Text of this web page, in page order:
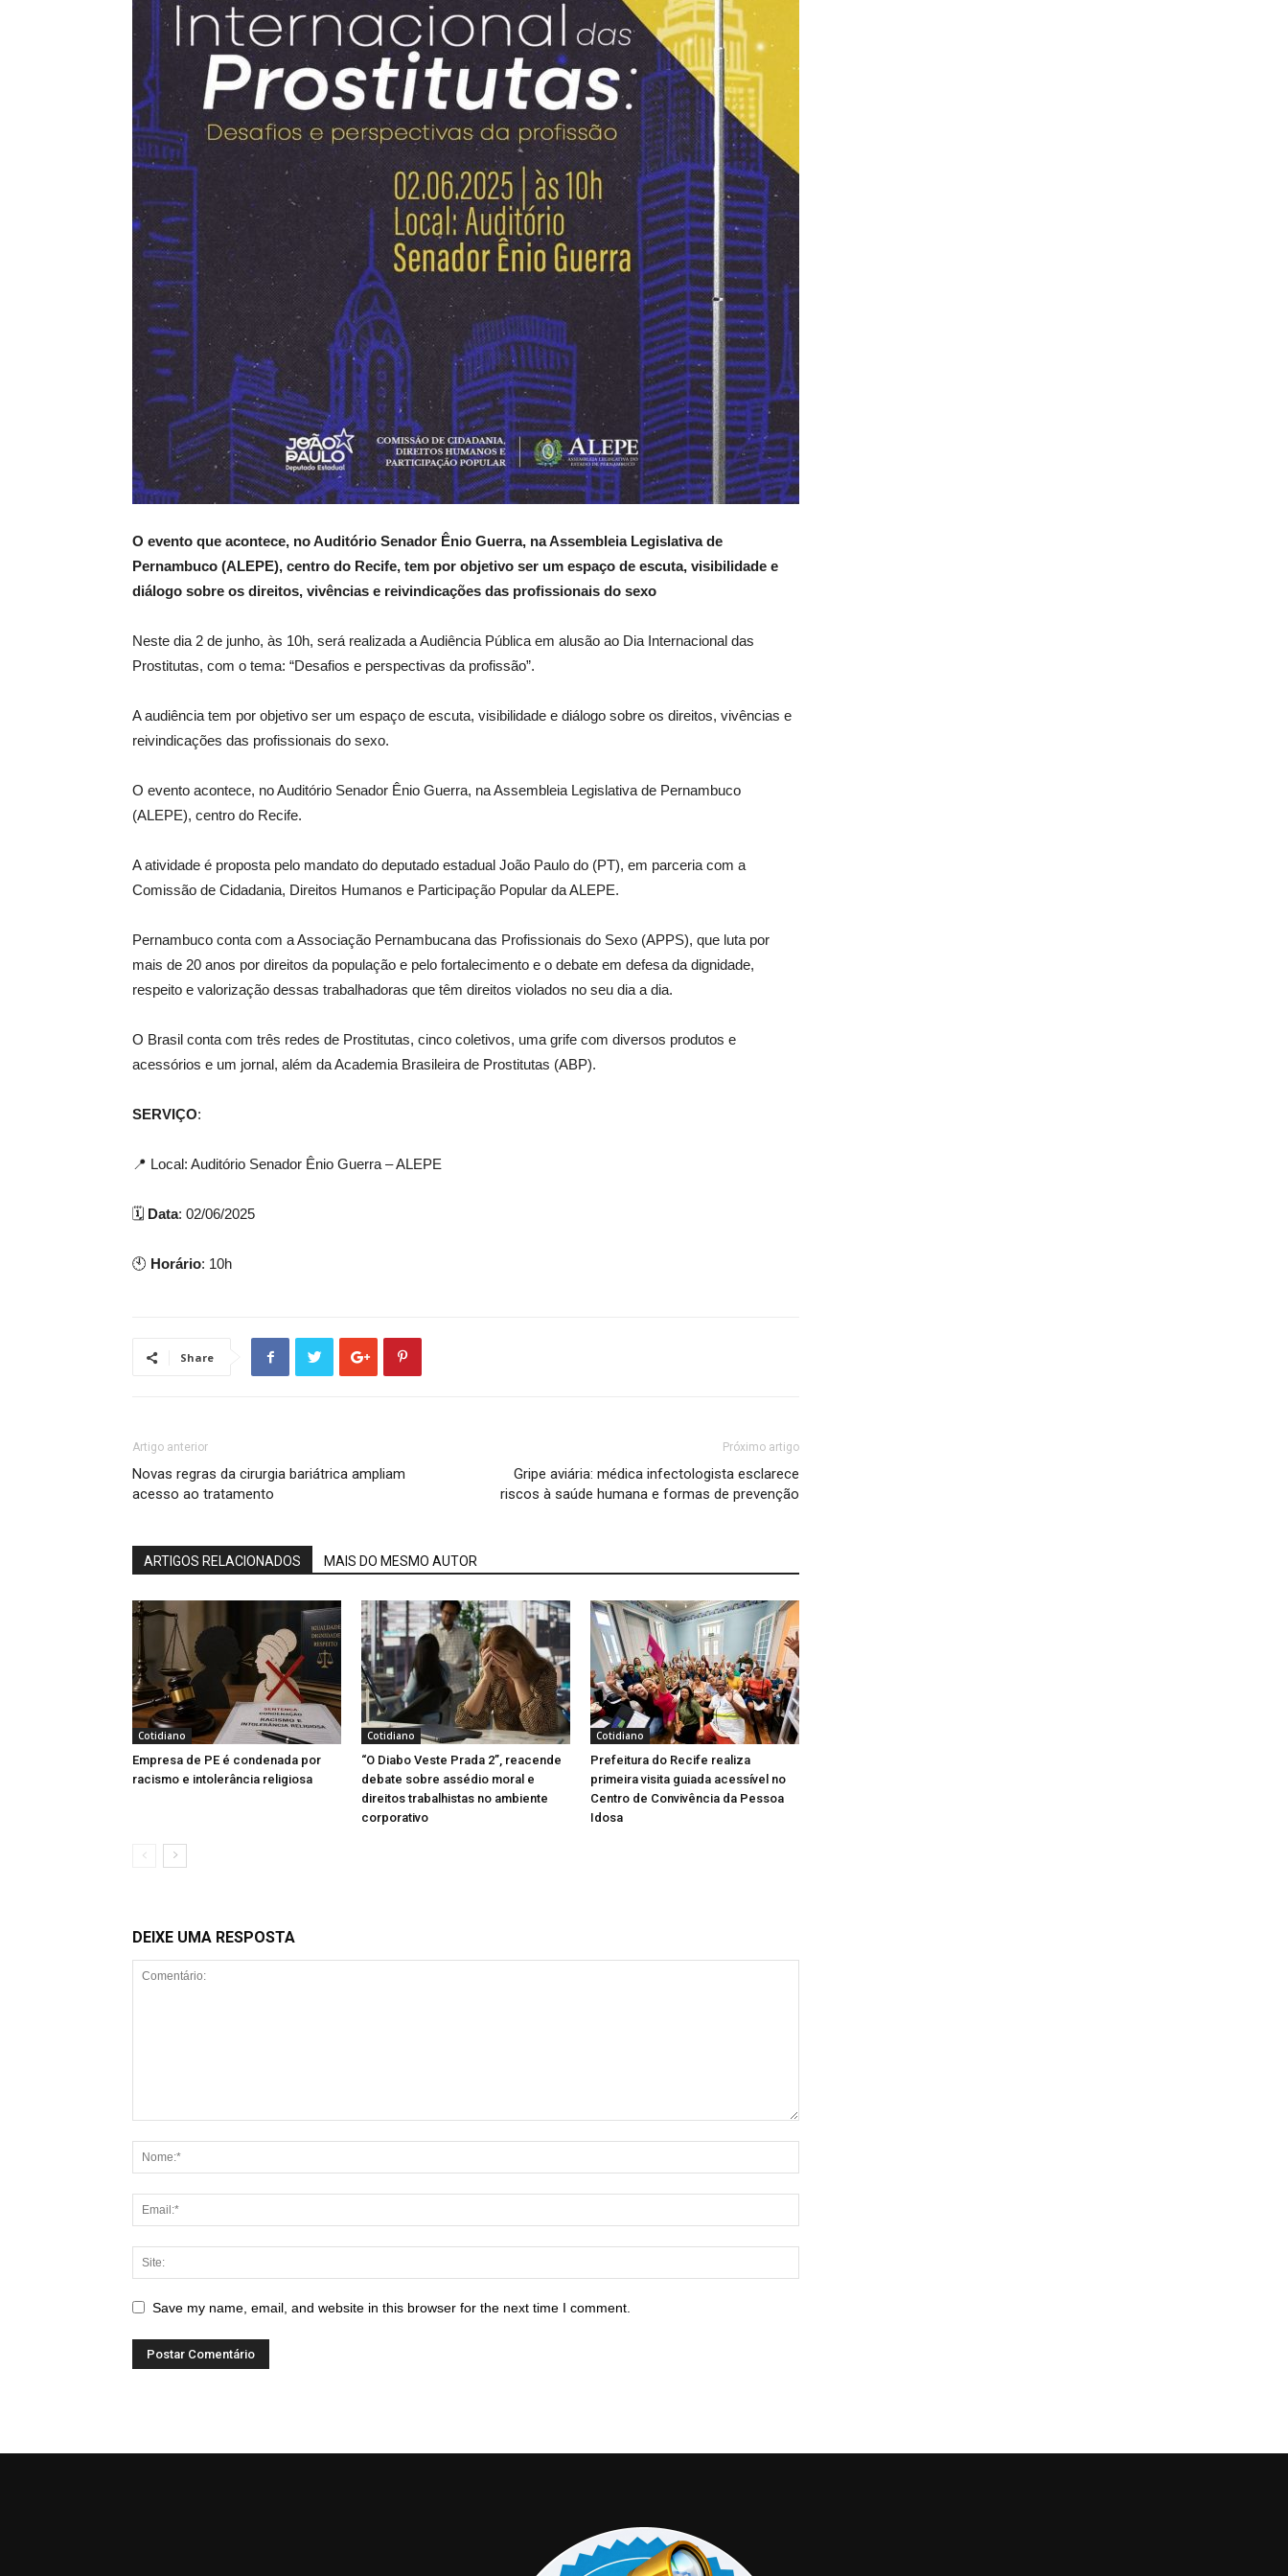
O evento que acontece, no Auditório Senador Ênio Guerra, na Assembleia Legislativa de
Pernambuco (ALEPE), centro do Recife, tem por objetivo ser um espaço de escuta, visibilidade e
diálogo sobre os direitos, vivências e reivindicações das profissionais do sexo
Neste dia 2 de junho, às 10h, será realizada a Audiência Pública em alusão ao Dia Internacional das
Prostitutas, com o tema: “Desafios e perspectivas da profissão”.
A audiência tem por objetivo ser um espaço de escuta, visibilidade e diálogo sobre os direitos, vivências e
reivindicações das profissionais do sexo.
O evento acontece, no Auditório Senador Ênio Guerra, na Assembleia Legislativa de Pernambuco
(ALEPE), centro do Recife.
A atividade é proposta pelo mandato do deputado estadual João Paulo do (PT), em parceria com a
Comissão de Cidadania, Direitos Humanos e Participação Popular da ALEPE.
Pernambuco conta com a Associação Pernambucana das Profissionais do Sexo (APPS), que luta por
mais de 20 anos por direitos da população e pelo fortalecimento e o debate em defesa da dignidade,
respeito e valorização dessas trabalhadoras que têm direitos violados no seu dia a dia.
O Brasil conta com três redes de Prostitutas, cinco coletivos, uma grife com diversos produtos e
acessórios e um jornal, além da Academia Brasileira de Prostitutas (ABP).
SERVIÇO:
📍 Local: Auditório Senador Ênio Guerra – ALEPE
🗓️ Data: 02/06/2025
🕙 Horário: 10h
Share
Artigo anterior
Novas regras da cirurgia bariátrica ampliam
acesso ao tratamento
Próximo artigo
Gripe aviária: médica infectologista esclarece
riscos à saúde humana e formas de prevenção
ARTIGOS RELACIONADOS MAIS DO MESMO AUTOR
Cotidiano
Empresa de PE é condenada por
racismo e intolerância religiosa
Cotidiano
“O Diabo Veste Prada 2”, reacende
debate sobre assédio moral e
direitos trabalhistas no ambiente
corporativo
Cotidiano
Prefeitura do Recife realiza
primeira visita guiada acessível no
Centro de Convivência da Pessoa
Idosa
DEIXE UMA RESPOSTA
Save my name, email, and website in this browser for the next time I comment.